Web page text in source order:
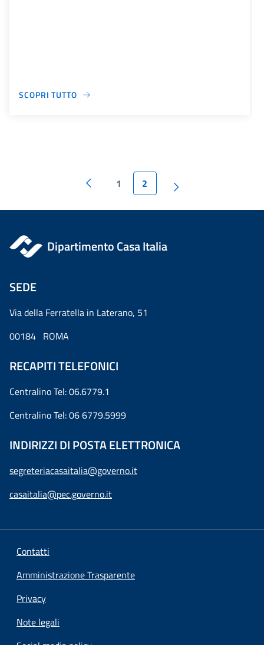
SCOPRI TUTTO
1 2
Dipartimento Casa Italia
SEDE
Via della Ferratella in Laterano, 51
00184 ROMA
RECAPITI TELEFONICI
Centralino Tel: 06.6779.1
Centralino Tel: 06 6779.5999
INDIRIZZI DI POSTA ELETTRONICA
segreteriacasaitalia@governo.it
casaitalia@pec.governo.it
Contatti
Amministrazione Trasparente
Privacy
Note legali